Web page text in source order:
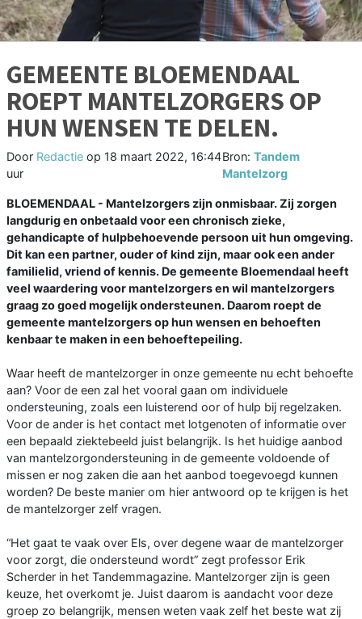
GEMEENTE BLOEMENDAAL
ROEPT MANTELZORGERS OP
HUN WENSEN TE DELEN.
Door Redactie op 18 maart 2022, 16:44
uur
Bron: Tandem
Mantelzorg
BLOEMENDAAL - Mantelzorgers zijn onmisbaar. Zij zorgen
langdurig en onbetaald voor een chronisch zieke,
gehandicapte of hulpbehoevende persoon uit hun omgeving.
Dit kan een partner, ouder of kind zijn, maar ook een ander
familielid, vriend of kennis. De gemeente Bloemendaal heeft
veel waardering voor mantelzorgers en wil mantelzorgers
graag zo goed mogelijk ondersteunen. Daarom roept de
gemeente mantelzorgers op hun wensen en behoeften
kenbaar te maken in een behoeftepeiling.
Waar heeft de mantelzorger in onze gemeente nu echt behoefte
aan? Voor de een zal het vooral gaan om individuele
ondersteuning, zoals een luisterend oor of hulp bij regelzaken.
Voor de ander is het contact met lotgenoten of informatie over
een bepaald ziektebeeld juist belangrijk. Is het huidige aanbod
van mantelzorgondersteuning in de gemeente voldoende of
missen er nog zaken die aan het aanbod toegevoegd kunnen
worden? De beste manier om hier antwoord op te krijgen is het
de mantelzorger zelf vragen.
“Het gaat te vaak over Els, over degene waar de mantelzorger
voor zorgt, die ondersteund wordt” zegt professor Erik
Scherder in het Tandemmagazine. Mantelzorger zijn is geen
keuze, het overkomt je. Juist daarom is aandacht voor deze
groep zo belangrijk, mensen weten vaak zelf het beste wat zij